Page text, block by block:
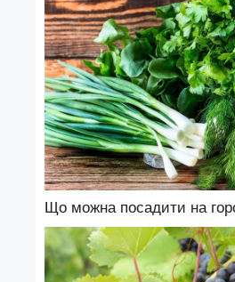
Що можна посадити на